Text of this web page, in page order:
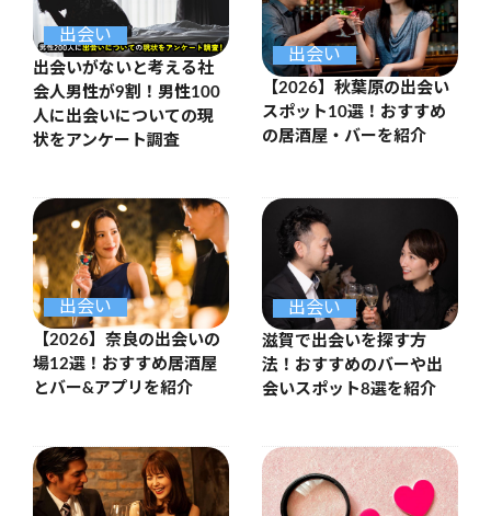
出会い
出会いがないと考える社
会人男性が9割！男性100
人に出会いについての現
状をアンケート調査
出会い
【2026】秋葉原の出会い
スポット10選！おすすめ
の居酒屋・バーを紹介
出会い
【2026】奈良の出会いの
場12選！おすすめ居酒屋
とバー&アプリを紹介
出会い
滋賀で出会いを探す方
法！おすすめのバーや出
会いスポット8選を紹介